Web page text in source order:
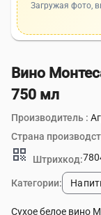
Загружая фото,
Вино
750 мл
Производитель :
Страна
qr_code Штрихкод:
Категории:
Сухое белое вино